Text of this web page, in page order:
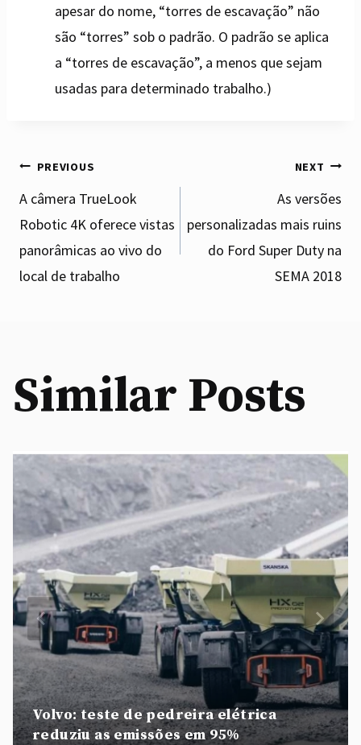
apesar do nome, “torres de escavação” não
são “torres” sob o padrão. O padrão se aplica
a “torres de escavação”, a menos que sejam
usadas para determinado trabalho.)
Post
navigation
PREVIOUS
A câmera TrueLook
Robotic 4K oferece vistas
panorâmicas ao vivo do
local de trabalho
NEXT
As versões
personalizadas mais ruins
do Ford Super Duty na
SEMA 2018
Similar Posts
Volvo: teste de pedreira elétrica
reduziu as emissões em 95%